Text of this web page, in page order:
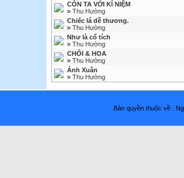
CÒN TA VỚI KỈ NIỆM
» Thu Hường
Chiếc lá dễ thương.
» Thu Hường
Như là cổ tích
» Thu Hường
CHỔI & HOA
» Thu Hường
Ánh Xuân
» Thu Hường
Bản quyền thuộc về :